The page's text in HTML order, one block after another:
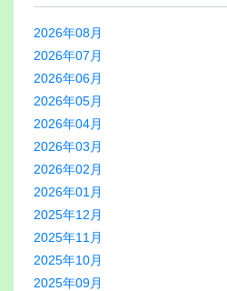
2026年08月
2026年07月
2026年06月
2026年05月
2026年04月
2026年03月
2026年02月
2026年01月
2025年12月
2025年11月
2025年10月
2025年09月